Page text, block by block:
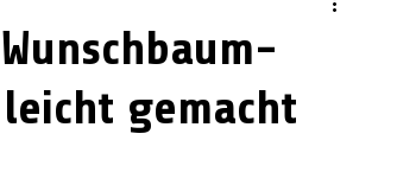
gemacht